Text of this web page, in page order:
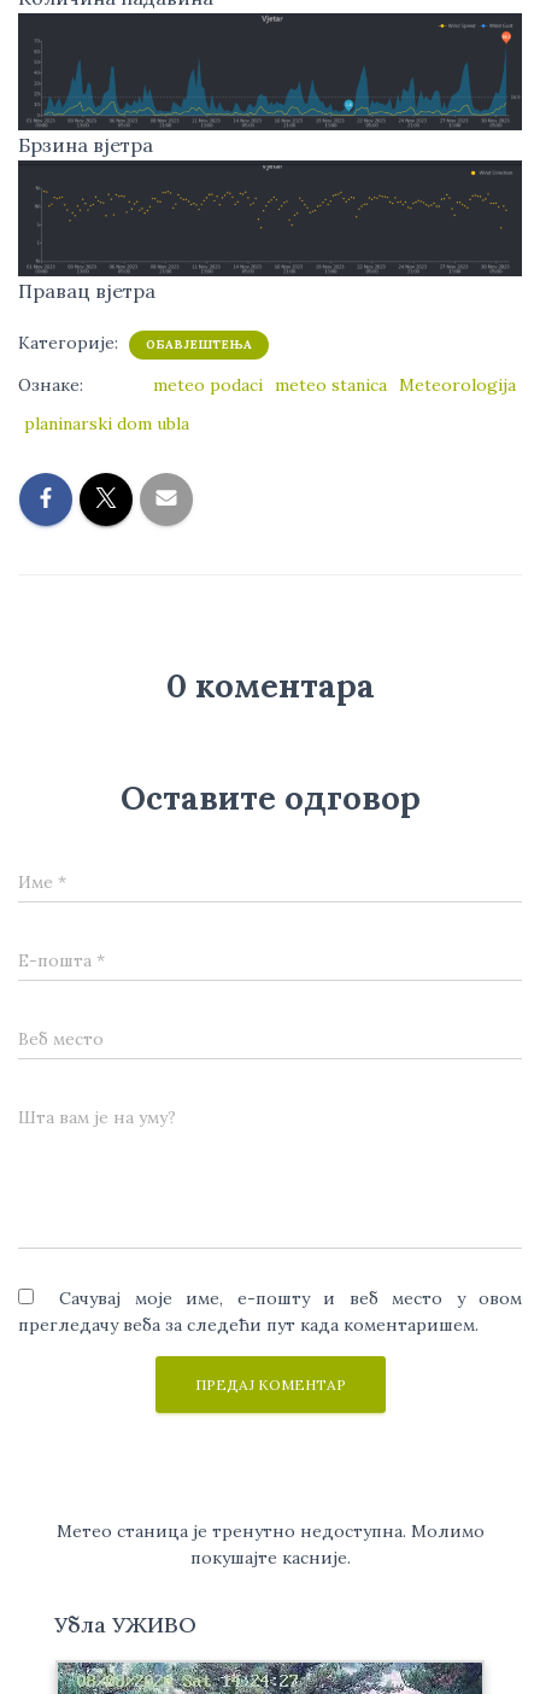
Брзина вјетра
Правац вјетра
Категорије: ОБАВЈЕШТЕЊА
Ознаке: meteo podaci meteo stanica Meteorologija
planinarski dom ubla
0 коментара
Оставите одговор
Име *
Е-пошта *
Веб место
Шта вам је на уму?
Сачувај моје име, е-пошту и веб место у овом
прегледачу веба за следећи пут када коментаришем.
Метео станица је тренутно недоступна. Молимо
покушајте касније.
Убла УЖИВО